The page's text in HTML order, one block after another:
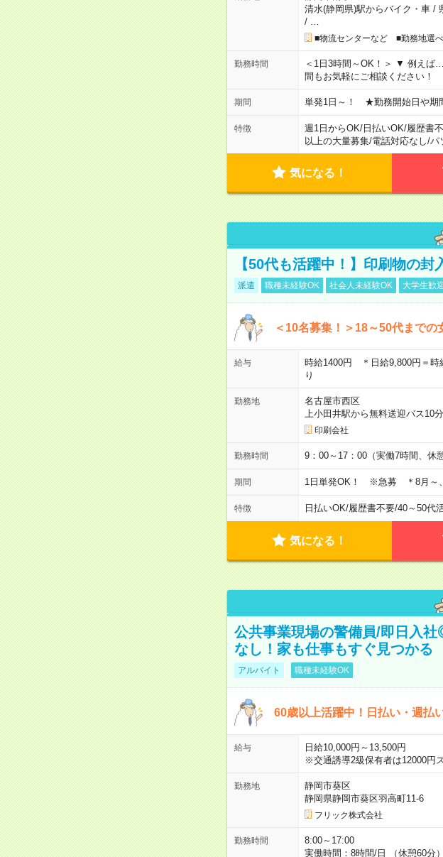
清水(静岡県)駅からバイク・車/
/
■物流センターなど ■勤務地選
勤務時間
＜1日3時間～OK！＞ ▼ 例えば
間もお気軽にご相談ください！
期間 単発1日～！ ★勤務開始日や期
特徴 週1日からOK/日払いOK/履歴書
以上の大量募集/電話対応なし/パ
気になる！
【50代も活躍中！】印刷物の
派遣 職種未経験OK 社会人未経験OK 大学生歓
＜10名募集！＞18～50代までの
給与
時給1400円 ＊日給9,800円＝時
り
勤務地
名古屋市西区
上小田井駅から無料送迎バス10分
印刷会社
勤務時間 9：00～17：00（実働7時間、休
期間 1日単発OK！ ※急募 ＊8月～
特徴 日払いOK/履歴書不要/40～50代
気になる！
公共事業現場の警備員/即日入
なし！家も仕事もすぐ見つかる
アルバイト 職種未経験OK
60歳以上活躍中！日払い・週払
給与
日給10,000円～13,500円
※交通誘導2級保有者は12000円
勤務地
静岡市葵区
静岡県静岡市葵区羽高町11-6
フリック株式会社
勤務時間
8:00～17:00
実働時間：8時間/日 （休憩60分